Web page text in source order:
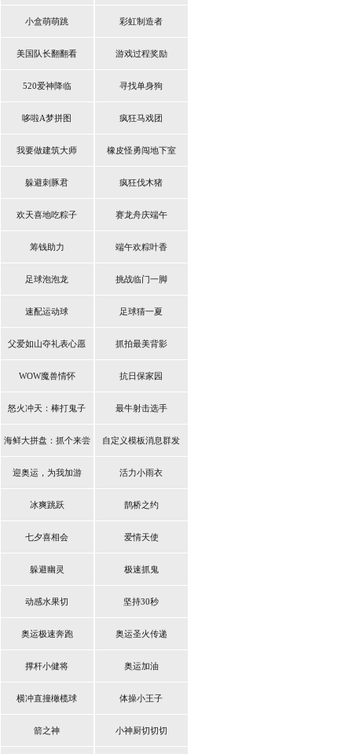
小盒萌萌跳 彩虹制造者
美国队长翻翻看 游戏过程奖励
520爱神降临 寻找单身狗
哆啦A梦拼图 疯狂马戏团
我要做建筑大师 橡皮怪勇闯地下室
躲避刺豚君 疯狂伐木猪
欢天喜地吃粽子 赛龙舟庆端午
筹钱助力 端午欢粽叶香
足球泡泡龙 挑战临门一脚
速配运动球 足球猜一夏
父爱如山夺礼表心愿 抓拍最美背影
WOW魔兽情怀 抗日保家园
怒火冲天：棒打鬼子 最牛射击选手
海鲜大拼盘：抓个来尝
鲜
自定义模板消息群发
迎奥运，为我加游 活力小雨衣
冰爽跳跃 鹊桥之约
七夕喜相会 爱情天使
躲避幽灵 极速抓鬼
动感水果切 坚持30秒
奥运极速奔跑 奥运圣火传递
撑杆小健将 奥运加油
横冲直撞橄榄球 体操小王子
箭之神 小神厨切切切